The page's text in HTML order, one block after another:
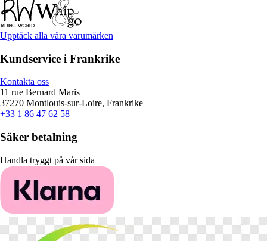
Upptäck alla våra varumärken
Kundservice i Frankrike
Kontakta oss
11 rue Bernard Maris
37270 Montlouis-sur-Loire, Frankrike
+33 1 86 47 62 58
Säker betalning
Handla tryggt på vår sida